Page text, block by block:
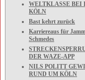
WELTKLASSE BEI
KÖLN
Bast kehrt zurück
Karriereaus für
Schmedes
DER WAZE-APP
NILS POLITT
RUND UM KÖLN